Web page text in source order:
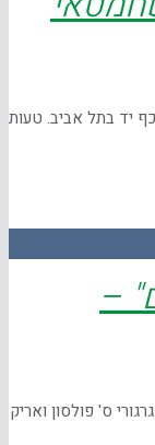
יד בתל אביב. טעות
–
ס' פולסון ואריק